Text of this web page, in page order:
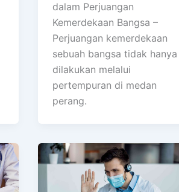
dalam Perjuangan
Kemerdekaan Bangsa –
Perjuangan kemerdekaan
sebuah bangsa tidak hanya
dilakukan melalui
pertempuran di medan
perang.